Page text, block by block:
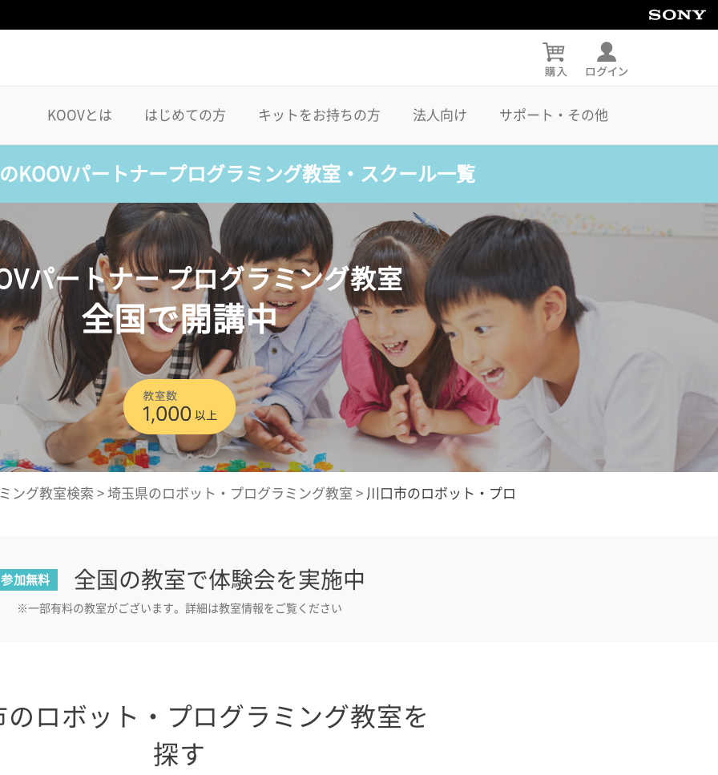
KOOVとは はじめての方 キットをお持ちの方 法人向け サポート・その他
KOOVパートナープログラミング教室・スクール一覧
パートナー プログラミング教室
全国で開講中
ング教室検索 > 埼玉県のロボット・プログラミング教室 > 川口市のロボット・プロ
参加無料 全国の教室で体験会を実施中
※一部有料の教室がございます。詳細は教室情報をご覧ください
のロボット・プログラミング教室を
探す